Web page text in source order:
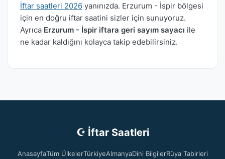
İftar saatleri 2026 yanınızda. Erzurum - İspir bölgesi
için en doğru iftar saatini sizler için sunuyoruz.
Ayrıca Erzurum - İspir iftara geri sayım sayacı ile
ne kadar kaldığını kolayca takip edebilirsiniz.
☪ İftar Saatleri
AnasayfaTüm ÜlkelerTürkiyeAlmanyaDini BilgilerRüya Tabirleri